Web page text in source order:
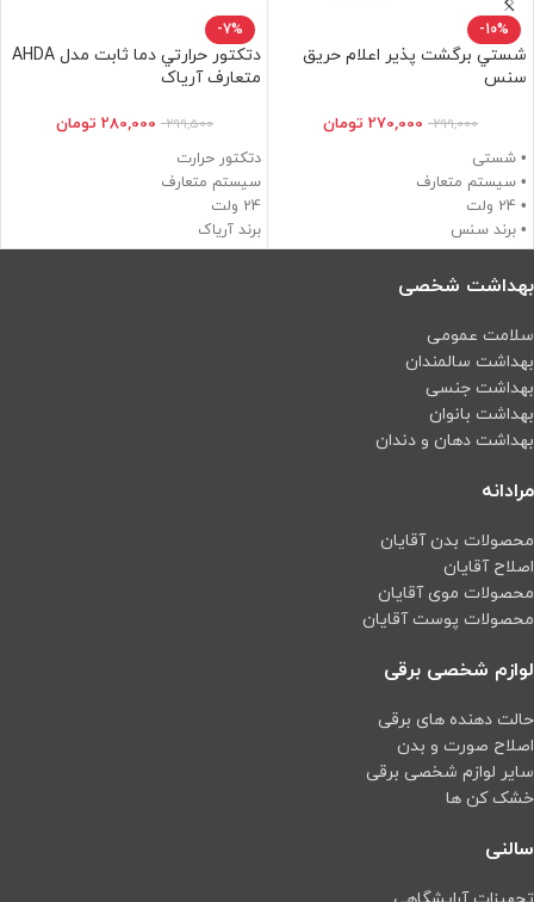
-10%
شستي برگشت پذير اعلام حريق
سنس
299,000
270,000 تومان
• شستی
• سیستم متعارف
• 24 ولت
• برند سنس
• دارای گواهی اصالت کالا
• دارای تاییدیه آتش نشانی
-7%
دتكتور حرارتي دما ثابت مدل AHDA
متعارف آریاک
299,500
280,000 تومان
دتکتور حرارت
سیستم متعارف
24 ولت
برند آریاک
دارای گواهی اصالت کالا
بهداشت شخصی
سلامت عمومی
بهداشت سالمندان
بهداشت جنسی
بهداشت بانوان
بهداشت دهان و دندان
مرادانه
محصولات بدن آقایان
اصلاح آقایان
محصولات موی آقایان
محصولات پوست آقایان
لوازم شخصی برقی
حالت دهنده های برقی
اصلاح صورت و بدن
سایر لوازم شخصی برقی
خشک کن ها
سالنی